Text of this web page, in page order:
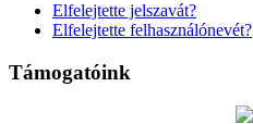
Elfelejtette jelszavát?
Elfelejtette felhasználónevét?
Támogatóink